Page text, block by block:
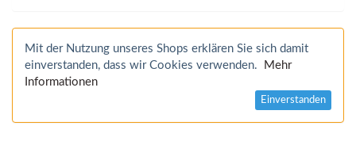
Mit der Nutzung unseres Shops erklären Sie sich damit
einverstanden, dass wir Cookies verwenden.
Mehr
Informationen
Einverstanden